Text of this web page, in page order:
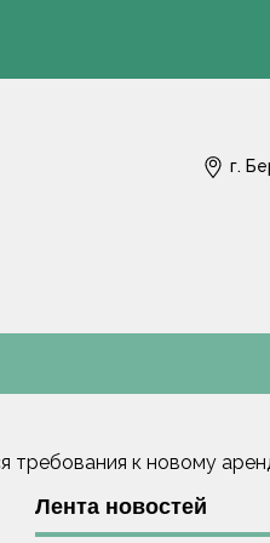
г.
требования к новому
Лента новостей